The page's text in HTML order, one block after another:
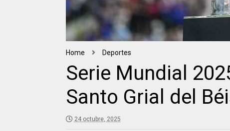
Home Deportes
Serie Mundial
Santo Grial del
24 octubre, 2025